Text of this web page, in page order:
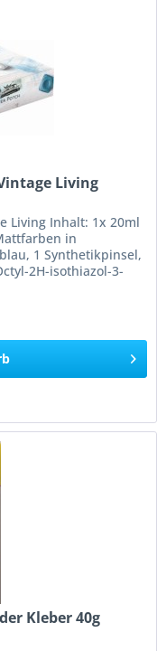
Living
Living Inhalt: 1x 20ml
in
1 Synthetikpinsel,
2H-isothiazol-3-
Kleber 40g